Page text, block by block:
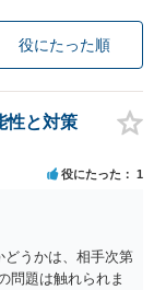
役にたった順
性と対策
役にたった 1
うかは、相手次第
問題は触れられま